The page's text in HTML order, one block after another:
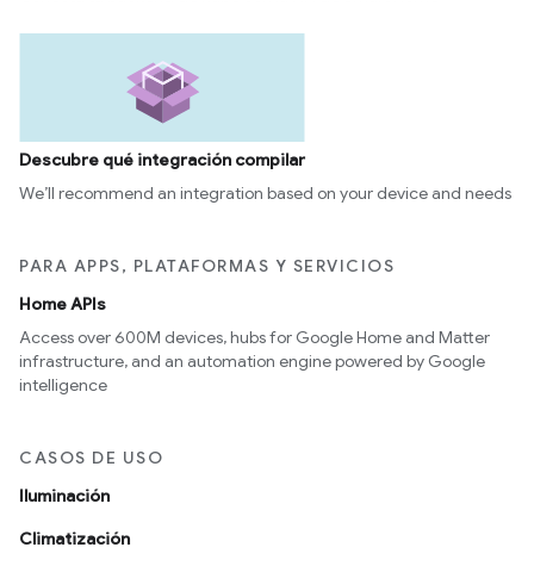
Descubre qué integración compilar
We’ll recommend an integration based on your device and needs
PARA APPS, PLATAFORMAS Y SERVICIOS
Home APIs
Access over 600M devices, hubs for Google Home and Matter
infrastructure, and an automation engine powered by Google
intelligence
CASOS DE USO
Iluminación
Climatización